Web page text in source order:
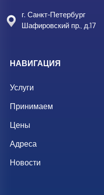
г. Санкт-Петербург
Шафировский пр., д.17
НАВИГАЦИЯ
Услуги
Принимаем
Цены
Адреса
Новости